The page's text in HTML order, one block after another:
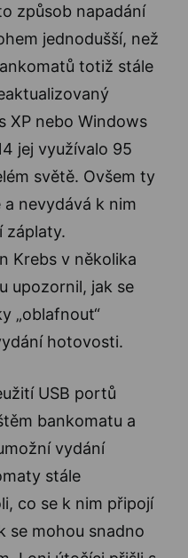
způsob napadání
jednodušší, než
totiž stále
XP nebo Windows
jej využívalo 95
světě. Ovšem ty
nevydává k nim
záplaty.
Krebs v několika
upozornil, jak se
„oblafnout“
hotovosti.
USB portů
bankomatu a
vydání
stále
co se k nim připojí
se mohou snadno